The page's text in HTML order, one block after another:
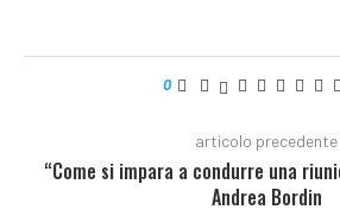
0
articolo precedente
“Come si impara a condurre una
Andrea Bordin